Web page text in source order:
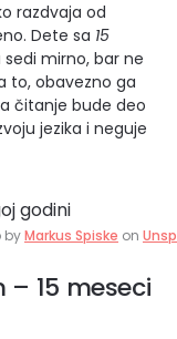
razdvaja od
Dete sa 15
mirno, bar ne
to, obavezno ga
čitanje bude deo
jezika i neguje
byMarkus Spiske on
– 15 meseci